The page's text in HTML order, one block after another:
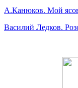
А.Канюков. Мой
Василий Ледков.